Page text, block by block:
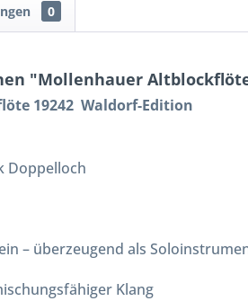
0
"Mollenhauer
19242 Waldorf-Edition
Doppelloch
– überzeugend als
Klang